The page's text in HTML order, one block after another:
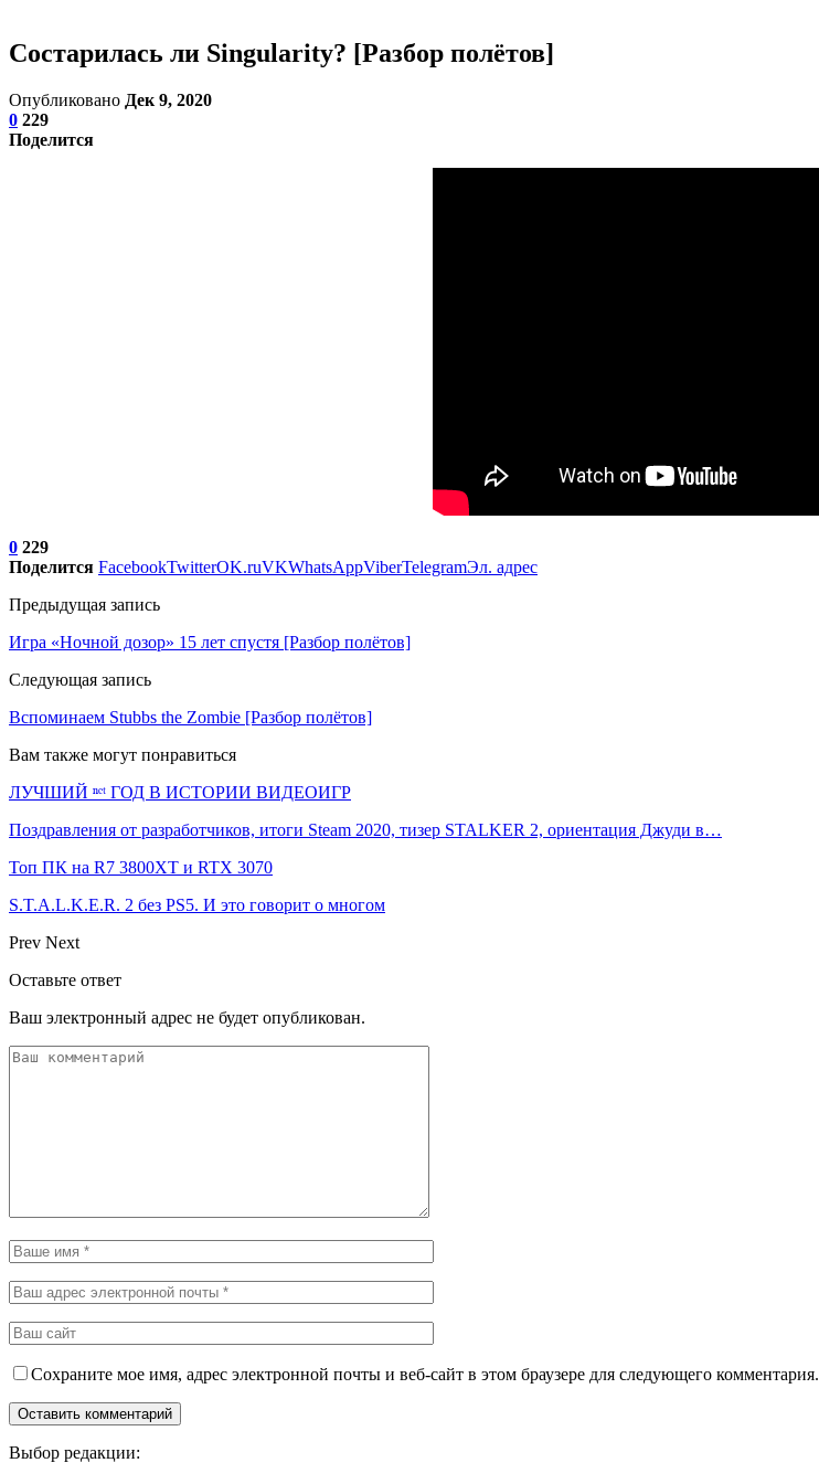
Состарилась ли Singularity? [Разбор полётов]
Опубликовано Дек 9, 2020
0 229
Поделится
0 229
Поделится FacebookTwitterOK.ruVKWhatsAppViberTelegramЭл. адрес
Предыдущая запись
Игра «Ночной дозор» 15 лет спустя [Разбор полётов]
Следующая запись
Вспоминаем Stubbs the Zombie [Разбор полётов]
Вам также могут понравиться
ЛУЧШИЙ ⁿᵉᵗ ГОД В ИСТОРИИ ВИДЕОИГР
Поздравления от разработчиков, итоги Steam 2020, тизер STALKER 2, ориентация Джуди в…
Топ ПК на R7 3800XT и RTX 3070
S.T.A.L.K.E.R. 2 без PS5. И это говорит о многом
Prev Next
Оставьте ответ
Ваш электронный адрес не будет опубликован.
Сохраните мое имя, адрес электронной почты и веб-сайт в этом браузере для следующего комментария.
Выбор редакции: